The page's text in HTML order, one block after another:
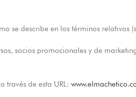
se describe en los términos relativos
socios promocionales y de
través de esta URL: